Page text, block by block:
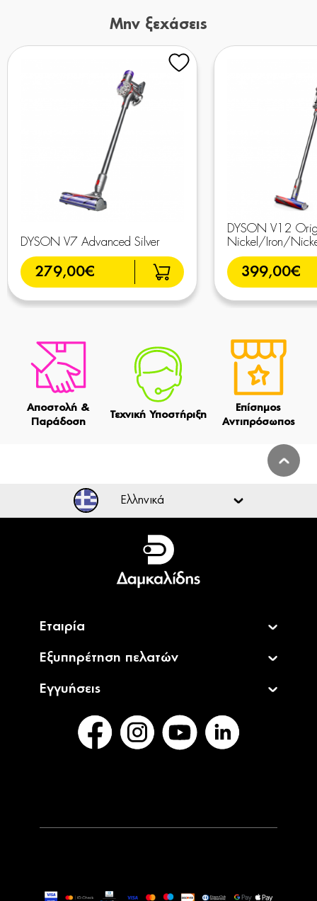
Μην ξεχάσεις
DYSON V7 Advanced Silver
279,00€
DYSON V12
Nickel/Iron/
399,00€
Αποστολή &
Παράδοση
Τεχνική Υποστήριξη
Επίσημος
Αντιπρόσωπος
Ελληνικά
Ελληνικά
English
Εταιρία
Εξυπηρέτηση πελατών
Εγγυήσεις